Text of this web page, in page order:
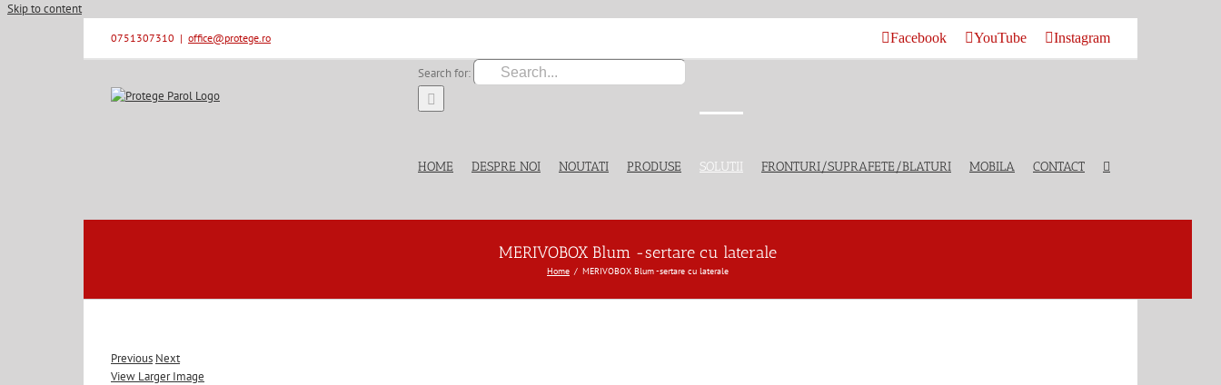
Skip to content
0751307310 | office@protege.ro Facebook YouTube Instagram
Search for:
HOME DESPRE NOI NOUTATI PRODUSE SOLUTII FRONTURI/SUPRAFETE/BLATURI MOBILA CONTACT
MERIVOBOX Blum -sertare cu laterale
Home MERIVOBOX Blum -sertare cu laterale
Previous Next
View Larger Image